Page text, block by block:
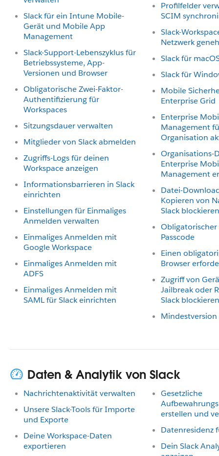
Slack für ein Intune Mobile-
Gerät und Mobile App
Management
Slack-Support-Lebenszyklus für
Betriebssysteme, App-
Versionen und Browser
Obligatorische Zwei-Faktor-
Authentifizierung für
Workspaces
Sitzungsdauer verwalten
Mitglieder von Slack abmelden
Zugriffs-Logs für deinen
Workspace anzeigen
Informationsbarrieren in Slack
einrichten
Einstellungen für Einmaliges
Anmelden verwalten
Einmaliges Anmelden mit
Google Workspace
Einmaliges Anmelden mit
ADFS
Einmaliges Anmelden mit
SAML für Slack einrichten
Profilfelder
SCIM
Slack-
Netzwerk
Slack für
Slack für
Mobile
Enterprise Grid
Enterprise
Management
Organisation
Organisations-
Enterprise
Management
Datei-
Kopieren von
Slack blockieren
Passcode
Einen
Browser
Zugriff von
Jailbreak oder
Slack blockieren
Mindestversion
Daten & Analytik von Slack
Nachrichtenaktivität verwalten
Unsere Slack-Tools für Importe
und Exporte
Deine Workspace-Daten
exportieren
Gesetzliche
erstellen und
Datenresidenz
Dein Slack